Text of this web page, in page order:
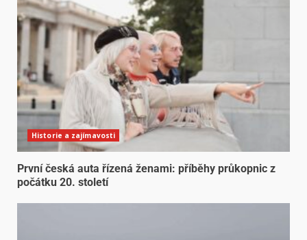
Historie a zajímavosti
První česká auta řízená ženami: příběhy průkopnic z
počátku 20. století